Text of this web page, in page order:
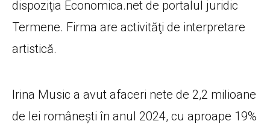
dispoziţia Economica.net de portalul juridic
Termene. Firma are activităţi de interpretare
artistică.
Irina Music a avut afaceri nete de 2,2 milioane
de lei românești în anul 2024, cu aproape 19%